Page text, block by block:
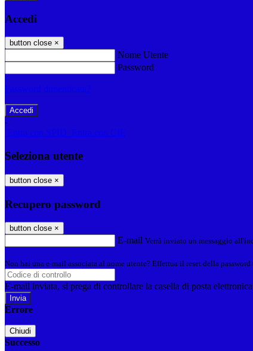
Accedi
button close ×
Nome Utente
Password
Password dimenticata?
-
Entra con SPID
Entra con CIE
Seleziona utente
button close ×
Recupero password
button close ×
E-mail Verrà inviato un messaggio
Non hai una e-mail associata al nome utente? Effettua il reset della
E-mail inviata, si prega di controllare la casella di posta
Errore
Chiudi
Successo